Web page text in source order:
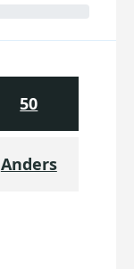
50
Anders